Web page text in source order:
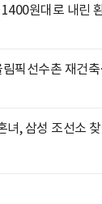
원대로 내린
픽선수촌 재건
녀, 삼성 조선소